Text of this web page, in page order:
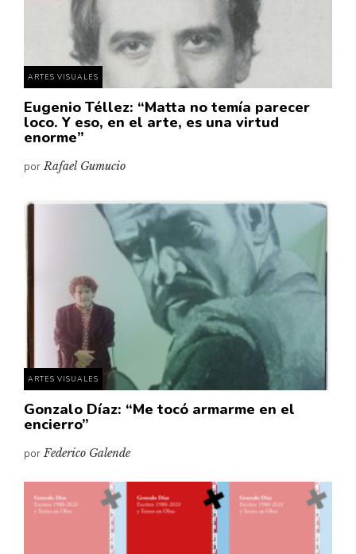
Pensamiento ilustrado
Personajes secundarios
Política
Relecturas
Sociedad
Turismo accidental
ARTES VISUALES
Eugenio Téllez: “Matta no temía parecer
loco. Y eso, en el arte, es una virtud
enorme”
porRafael Gumucio
ARTES VISUALES
Gonzalo Díaz: “Me tocó armarme en el
encierro”
porFederico Galende